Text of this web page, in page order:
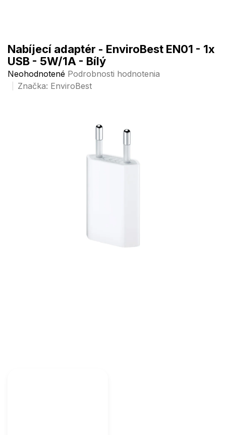
Nabíjecí adaptér - EnviroBest EN01 - 1x
USB - 5W/1A - Bílý
Priemerné
hodnotenie
Neohodnotené Podrobnosti hodnotenia
Značka: EnviroBest